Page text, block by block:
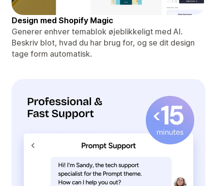
Design med Shopify Magic
Generer enhver temablok øjeblikkeligt med AI.
Beskriv blot, hvad du har brug for, og se dit design
tage form automatisk.